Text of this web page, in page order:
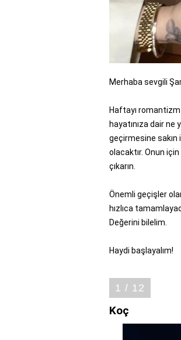
Merhaba sevgili
Haftayı
hayatınıza dair ne
geçirmesine sakın
olacaktır. Onun
çıkarın.
Önemli geçişler
hızlıca
Değerini bilelim.
Haydi başlayalım!
1 / 12
Koç